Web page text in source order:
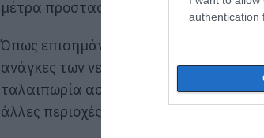
authentication
μέτρα προστασίας.
Όπως επισημάνθηκε, η λειτουργία της
ανάγκες των νεφροπαθών της Βόρειας
ταλαιπωρία ασθενών και οικογενειών
άλλες περιοχές για θεραπεία.